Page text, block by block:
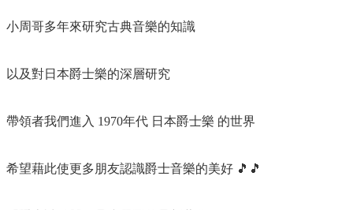
小周哥多年來研究古典音樂的知識​
以及對日本爵士樂的深層研究​
帶領者我們進入 1970年代 日本爵士樂 的世界​
希望藉此使更多朋友認識爵士音樂的美好 🎵🎵​